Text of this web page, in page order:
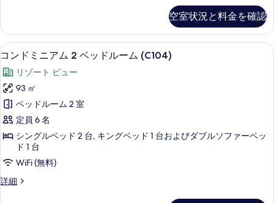
を
表
示
す
る
ド
ル
ー
ム
(C101)
の
す
べ
の
写
ニ
ア
ム
ベ
ッ
ド
ル
ー
ム
(C101)
詳
細
空室状況と料金を確認
コ
ン
ド
ミ
ニ
ア
2
ベ
コンドミニアム 2 ベッドルーム
23
コンドミニアム 2 ベッドルーム (C104)
リゾート ビュー
93 ㎡
ベッドルーム 2 室
定員 6 名
シングルベッド 2 台, キングベッド 1 台およびダブルソファーベッ
ド 1 台
WiFi (無料)
詳細
コ